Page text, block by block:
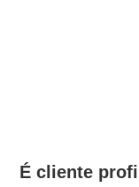
É cliente